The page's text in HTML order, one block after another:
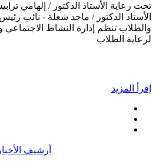
تحت رعاية الأستاذ الدكتور / إلهامي
الأستاذ الدكتور / ماجد شعلة - نائب
والطلاب تنظم إدارة النشاط الاجتماعي
لرعاية الطلاب
إقرأ المزيد
أرشيف الأخبار